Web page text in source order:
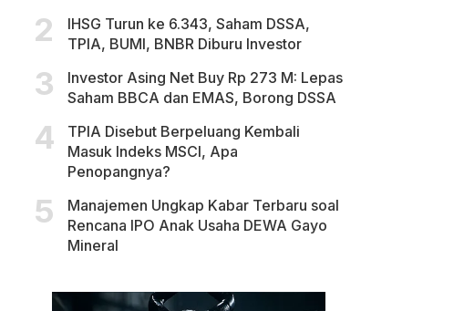
IHSG Turun ke 6.343, Saham DSSA,
TPIA, BUMI, BNBR Diburu Investor
Investor Asing Net Buy Rp 273 M: Lepas
Saham BBCA dan EMAS, Borong DSSA
TPIA Disebut Berpeluang Kembali
Masuk Indeks MSCI, Apa
Penopangnya?
Manajemen Ungkap Kabar Terbaru soal
Rencana IPO Anak Usaha DEWA Gayo
Mineral